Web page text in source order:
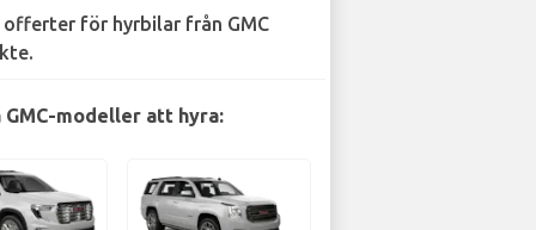
offerter för hyrbilar från GMC
GMC-modeller att hyra: